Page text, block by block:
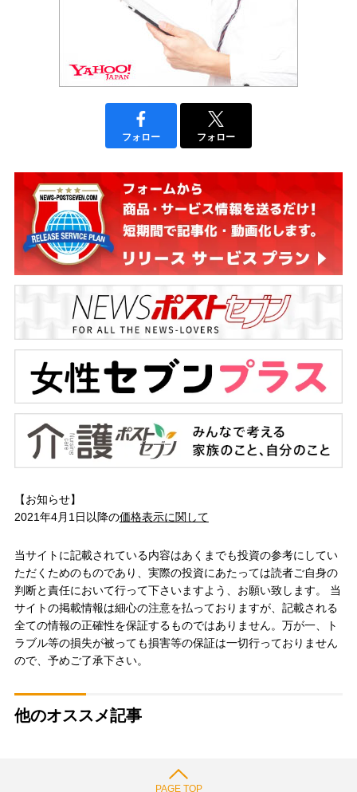
フォロー フォロー
【お知らせ】
2021年4月1日以降の価格表示に関して
当サイトに記載されている内容はあくまでも投資の参考にしてい
ただくためのものであり、実際の投資にあたっては読者ご自身の
判断と責任において行って下さいますよう、お願い致します。 当
サイトの掲載情報は細心の注意を払っておりますが、記載される
全ての情報の正確性を保証するものではありません。万が一、ト
ラブル等の損失が被っても損害等の保証は一切行っておりません
ので、予めご了承下さい。
他のオススメ記事
PAGE TOP